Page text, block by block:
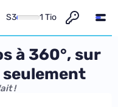
S3 1 Tio
à 360°, sur
!